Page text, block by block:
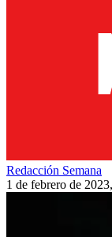
Redacción Semana
1 de febrero de